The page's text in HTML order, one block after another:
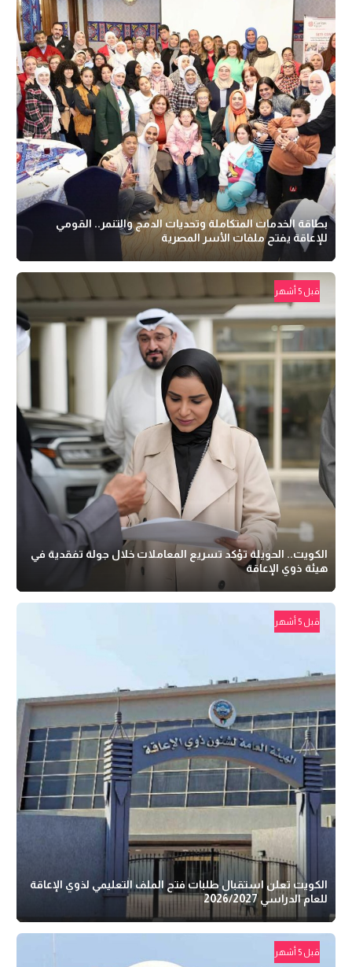
بطاقة الخدمات المتكاملة وتحديات الدمج والتنمر.. القومي
للإعاقة يفتح ملفات الأسر المصرية
قبل 5 أشهر
الكويت.. الحويلة تؤكد تسريع المعاملات خلال جولة تفقدية في
هيئة ذوي الإعاقة
قبل 5 أشهر
الكويت تعلن استقبال طلبات فتح الملف التعليمي لذوي الإعاقة
للعام الدراسي 2026/2027
قبل 5 أشهر